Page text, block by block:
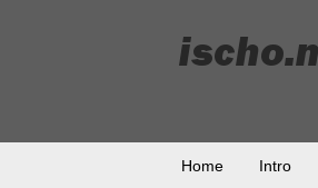
Home Intro